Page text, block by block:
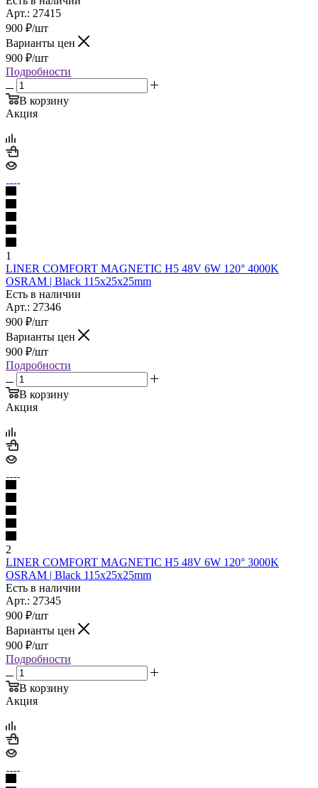
Арт.: 27415
900 ₽/шт
Варианты цен
900 ₽/шт
Подробности
В корзину
Акция
1
LINER COMFORT MAGNETIC Н5 48V 6W 120° 4000K
OSRAM | Black 115х25х25mm
Есть в наличии
Арт.: 27346
900 ₽/шт
Варианты цен
900 ₽/шт
Подробности
В корзину
Акция
2
LINER COMFORT MAGNETIC Н5 48V 6W 120° 3000K
OSRAM | Black 115х25х25mm
Есть в наличии
Арт.: 27345
900 ₽/шт
Варианты цен
900 ₽/шт
Подробности
В корзину
Акция